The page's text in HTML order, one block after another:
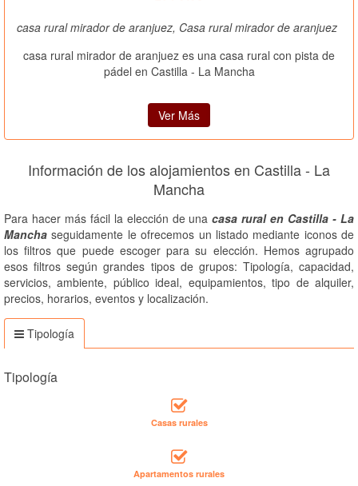
casa rural mirador de aranjuez, Casa rural mirador de aranjuez
casa rural mirador de aranjuez es una casa rural con pista de
pádel en Castilla - La Mancha
Ver Más
Información de los alojamientos en Castilla - La
Mancha
Para hacer más fácil la elección de unacasa rural en Castilla - La
Mancha seguidamente le ofrecemos un listado mediante iconos de
los filtros que puede escoger para su elección. Hemos agrupado
esos filtros según grandes tipos de grupos: Tipología, capacidad,
servicios, ambiente, público ideal, equipamientos, tipo de alquiler,
precios, horarios, eventos y localización.
Tipología
Tipología
Casas rurales
Apartamentos rurales